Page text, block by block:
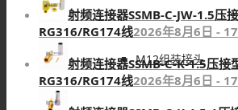
M12组装接头